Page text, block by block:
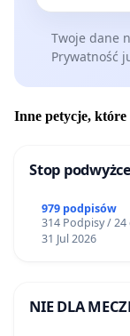
Twoje dane
Prywatność
Inne petycje, które
Stop
979 podpisów
314 Podpisy /
31 Jul 2026
NIE DLA